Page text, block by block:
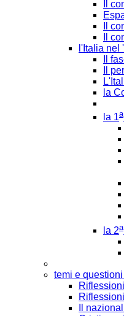
Il
Il
Il
l'Italia nel
Il
Il
la
la 1a
la 2a
temi e
Il